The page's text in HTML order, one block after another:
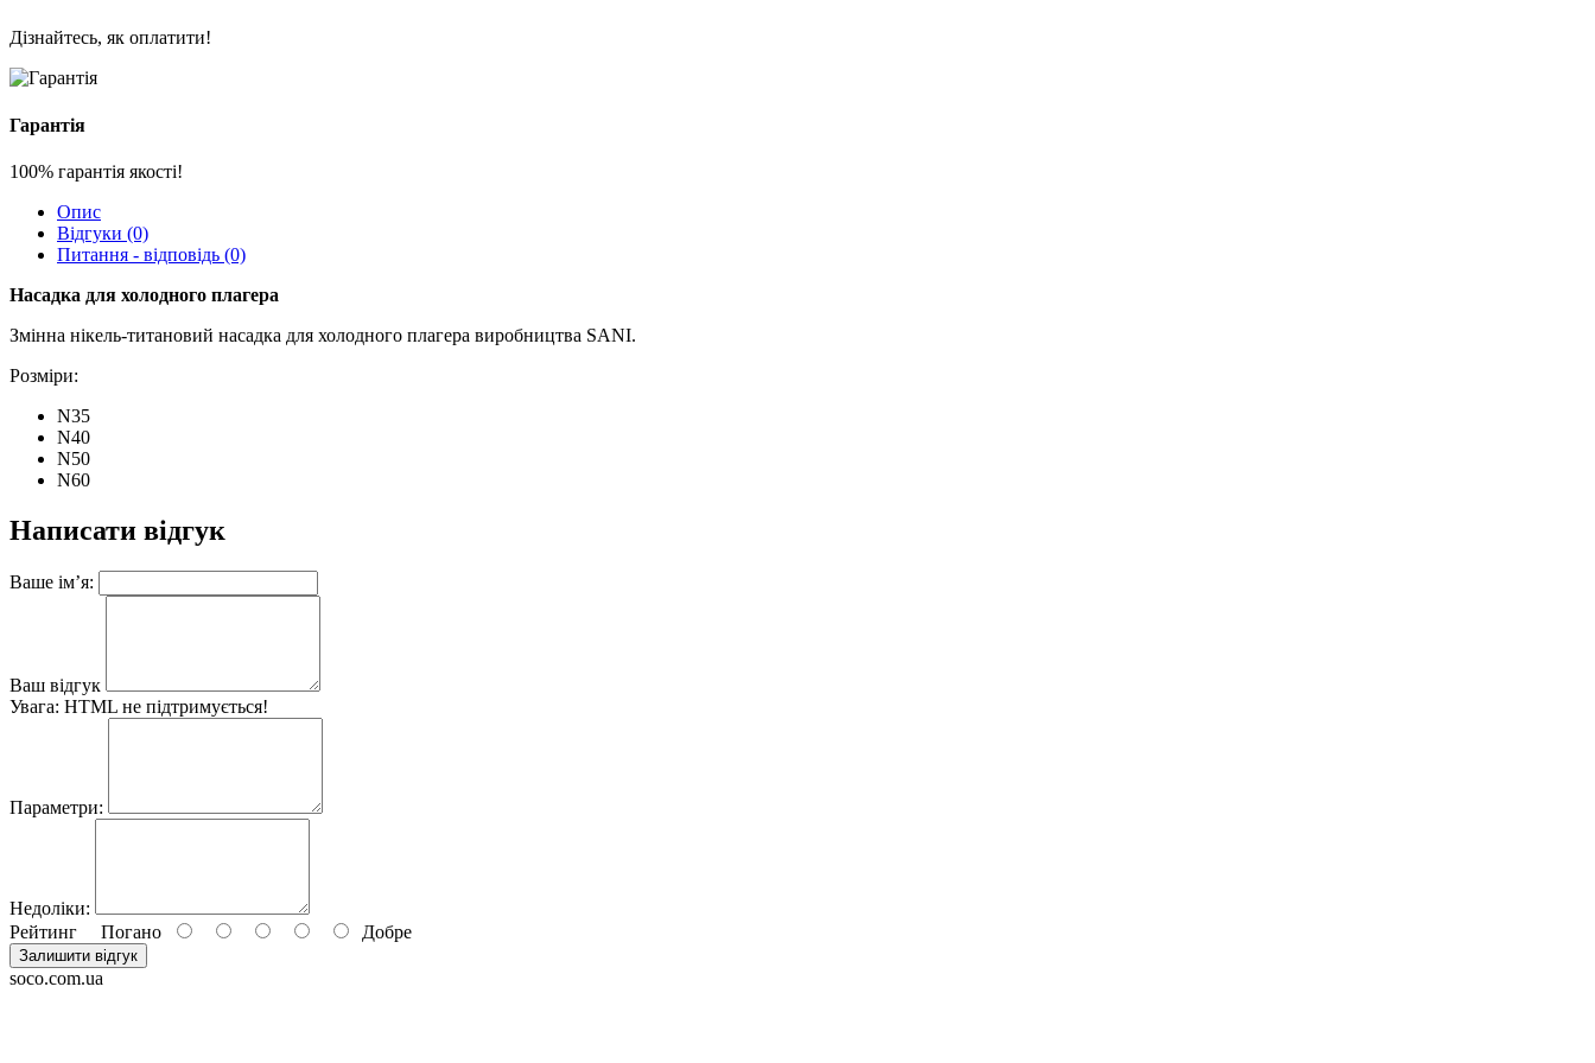
Дізнайтесь, як оплатити!
Гарантія
100% гарантія якості!
Опис
Відгуки (0)
Питання - відповідь (0)
Насадка для холодного плагера
Змінна нікель-титановий насадка для холодного плагера виробництва SANI.
Розміри:
N35
N40
N50
N60
Написати відгук
Ваше ім’я:
Ваш відгук
Увага: HTML не підтримується!
Параметри:
Недоліки:
Рейтинг Погано Добре
Залишити відгук
soco.com.ua